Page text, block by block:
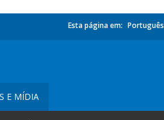
Esta página em: Português
E MÍDIA